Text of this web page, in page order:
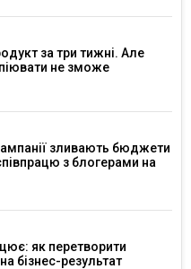
за три тижні. Але
не зможе
зливають бюджети
з блогерами на
як перетворити
бізнес-результат